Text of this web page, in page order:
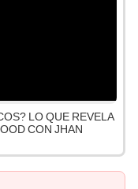
LO QUE REVELA
CON JHAN